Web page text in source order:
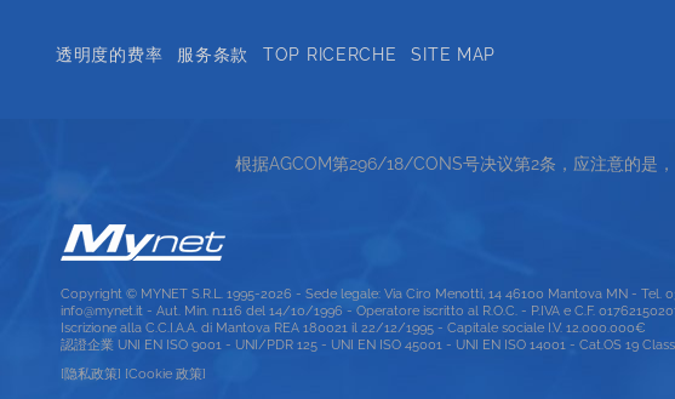
透明度的费率 服务条款 TOP RICERCHE SITE MAP
根据AGCOM第296/18/CONS号决议第2条，应注意的是
Copyright © MYNET S.R.L. 1995-2026 - Sede legale: Via Ciro Menotti, 14 46100 Mantova MN - Tel.
info@mynet.it - Aut. Min. n.116 del 14/10/1996 - Operatore iscritto al R.O.C. - P.IVA e C.F.
Iscrizione alla C.C.I.A.A. di Mantova REA 180021 il 22/12/1995 - Capitale sociale I.V. 12.000.000€
認證企業 UNI EN ISO 9001 - UNI/PDR 125 - UNI EN ISO 45001 - UNI EN ISO 14001 - Cat.OS 19
[隐私政策] [Cookie 政策]